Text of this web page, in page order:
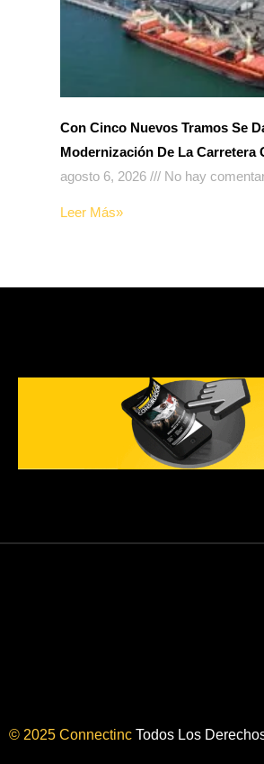
Con Cinco Nuevos Tramos Se
Modernización De La Carretera
agosto 6, 2026
No hay
Leer Más»
© 2025 Connectinc Todos Los